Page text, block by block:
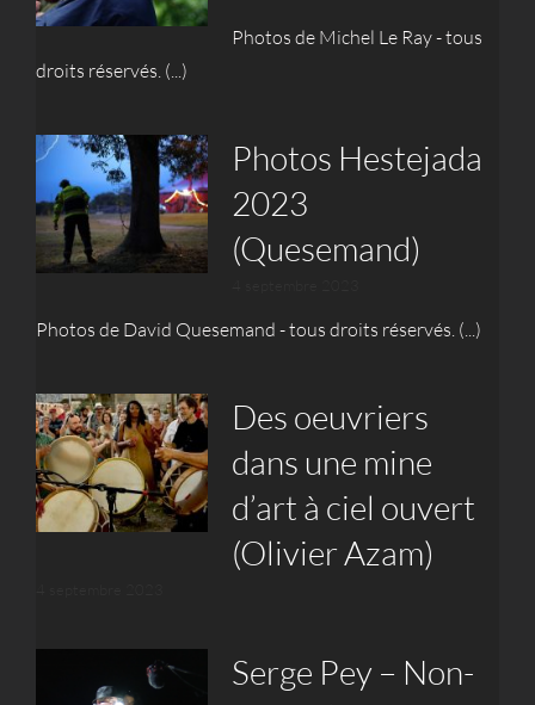
Photos de Michel Le Ray - tous
droits réservés. (...)
Photos Hestejada
2023
(Quesemand)
Photos de David Quesemand - tous droits réservés. (...)
Des oeuvriers
dans une mine
d’art à ciel ouvert
(Olivier Azam)
Serge Pey – Non-